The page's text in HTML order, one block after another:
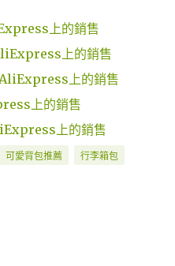
上的銷售
上的銷售
上的銷售
上的銷售
上的銷售
可愛背包推薦 行李箱包